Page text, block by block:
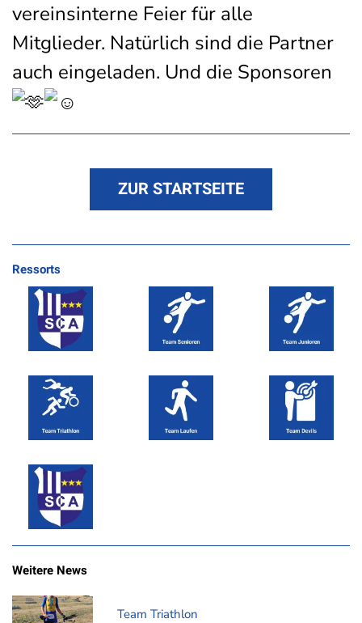
vereinsinterne Feier für alle
Mitglieder. Natürlich sind die Partner
auch eingeladen. Und die Sponsoren
ZUR STARTSEITE
Ressorts
Weitere News
Team Triathlon